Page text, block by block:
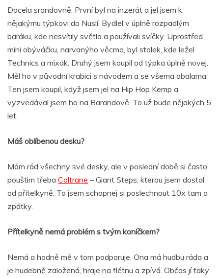
Docela srandovně. První byl na inzerát a jel jsem k
nějakýmu týpkovi do Nuslí. Bydlel v úplně rozpadlým
baráku, kde nesvítily světla a používali svíčky. Uprostřed
mini obýváčku, narvanýho věcma, byl stolek, kde ležel
Technics a mixák. Druhý jsem koupil od týpka úplně novej.
Měl ho v původní krabici s návodem a se všema obalama.
Ten jsem koupil, když jsem jel na Hip Hop Kemp a
vyzvedával jsem ho na Barandově. To už bude nějakých 5
let.
Máš oblíbenou desku?
Mám rád všechny své desky, ale v poslední době si často
pouštim třeba Coltrane – Giant Steps, kterou jsem dostal
od přítelkyně. To jsem schopnej si poslechnout 10x tam a
zpátky.
Přítelkyně nemá problém s tvým koníčkem?
Nemá a hodně mě v tom podporuje. Ona má hudbu ráda a
je hudebně založená, hraje na flétnu a zpívá. Občas jí taky